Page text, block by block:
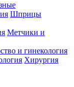
Шприцы
Метчики и
и гинекология
Хирургия